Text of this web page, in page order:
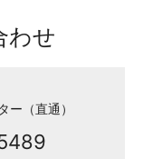
わせ
（直通）